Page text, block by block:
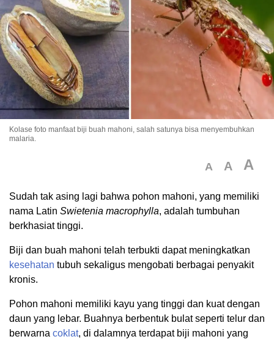
Kolase foto manfaat biji buah mahoni, salah satunya bisa menyembuhkan
malaria.
A A A
Sudah tak asing lagi bahwa pohon mahoni, yang memiliki
nama Latin Swietenia macrophylla, adalah tumbuhan
berkhasiat tinggi.
Biji dan buah mahoni telah terbukti dapat meningkatkan
kesehatan tubuh sekaligus mengobati berbagai penyakit
kronis.
Pohon mahoni memiliki kayu yang tinggi dan kuat dengan
daun yang lebar. Buahnya berbentuk bulat seperti telur dan
berwarna coklat, di dalamnya terdapat biji mahoni yang